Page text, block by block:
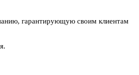
гарантирующую своим клиентам